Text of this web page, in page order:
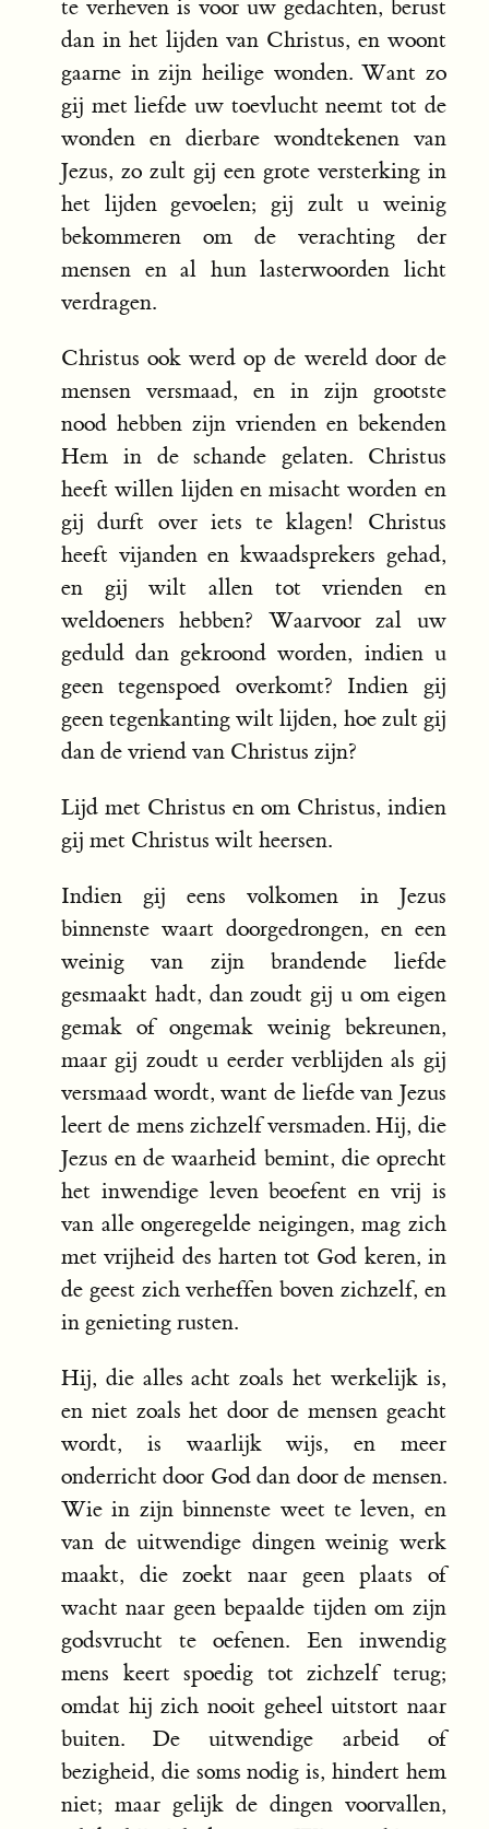
te verheven is voor uw gedachten, berust
dan in het lijden van Christus, en woont
gaarne in zijn heilige wonden. Want zo
gij met liefde uw toevlucht neemt tot de
wonden en dierbare wondtekenen van
Jezus, zo zult gij een grote versterking in
het lijden gevoelen; gij zult u weinig
bekommeren om de verachting der
mensen en al hun lasterwoorden licht
verdragen.
Christus ook werd op de wereld door de
mensen versmaad, en in zijn grootste
nood hebben zijn vrienden en bekenden
Hem in de schande gelaten. Christus
heeft willen lijden en misacht worden en
gij durft over iets te klagen! Christus
heeft vijanden en kwaadsprekers gehad,
en gij wilt allen tot vrienden en
weldoeners hebben? Waarvoor zal uw
geduld dan gekroond worden, indien u
geen tegenspoed overkomt? Indien gij
geen tegenkanting wilt lijden, hoe zult gij
dan de vriend van Christus zijn?
Lijd met Christus en om Christus, indien
gij met Christus wilt heersen.
Indien gij eens volkomen in Jezus
binnenste waart doorgedrongen, en een
weinig van zijn brandende liefde
gesmaakt hadt, dan zoudt gij u om eigen
gemak of ongemak weinig bekreunen,
maar gij zoudt u eerder verblijden als gij
versmaad wordt, want de liefde van Jezus
leert de mens zichzelf versmaden. Hij, die
Jezus en de waarheid bemint, die oprecht
het inwendige leven beoefent en vrij is
van alle ongeregelde neigingen, mag zich
met vrijheid des harten tot God keren, in
de geest zich verheffen boven zichzelf, en
in genieting rusten.
Hij, die alles acht zoals het werkelijk is,
en niet zoals het door de mensen geacht
wordt, is waarlijk wijs, en meer
onderricht door God dan door de mensen.
Wie in zijn binnenste weet te leven, en
van de uitwendige dingen weinig werk
maakt, die zoekt naar geen plaats of
wacht naar geen bepaalde tijden om zijn
godsvrucht te oefenen. Een inwendig
mens keert spoedig tot zichzelf terug;
omdat hij zich nooit geheel uitstort naar
buiten. De uitwendige arbeid of
bezigheid, die soms nodig is, hindert hem
niet; maar gelijk de dingen voorvallen,